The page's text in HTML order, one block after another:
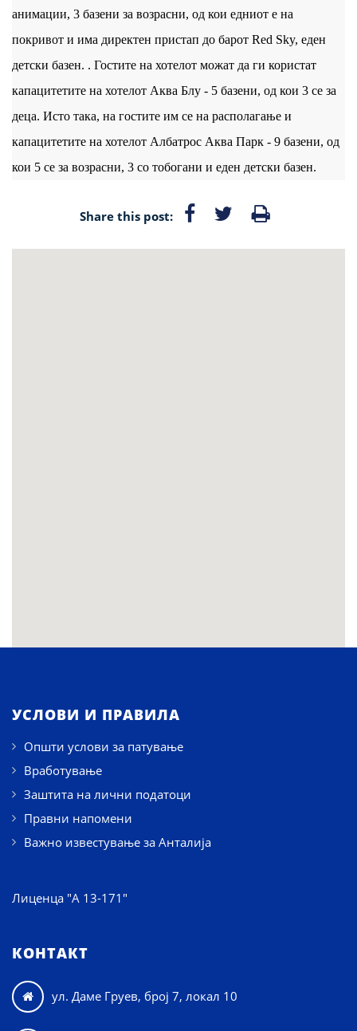
анимации, 3 базени за возрасни, од кои едниот е на
покривот и има директен пристап до барот Red Sky, еден
детски базен. . Гостите на хотелот можат да ги користат
капацитетите на хотелот Аква Блу - 5 базени, од кои 3 се за
деца. Исто така, на гостите им се на располагање и
капацитетите на хотелот Албатрос Аква Парк - 9 базени, од
кои 5 се за возрасни, 3 со тобогани и еден детски базен.
Share this post:
УСЛОВИ И ПРАВИЛА
Општи услови за патување
Вработување
Заштита на лични податоци
Правни напомени
Важно известување за Анталија
Лиценца "А 13-171"
КОНТАКТ
 ул. Даме Груев, број 7, локал 10